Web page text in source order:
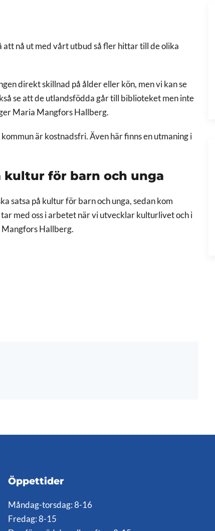
nå ut med vårt utbud så fler hittar till de olika
direkt skillnad på ålder eller kön, men vi kan se
se att de utlandsfödda går till biblioteket men inte
Maria Mangfors Hallberg.
är kostnadsfri. Även här finns en utmaning i
kultur för barn och unga
satsa på kultur för barn och unga, sedan kom
med oss i arbetet när vi utvecklar kulturlivet och i
Hallberg.
Öppettider
Måndag-torsdag: 8-16
Fredag: 8-15